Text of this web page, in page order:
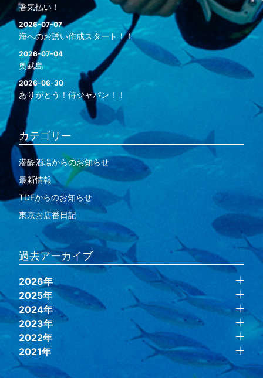
暑気払い！
2026-07-07
海へのお誘い作成スタート！！
2026-07-04
奥武島
2026-06-30
ありがとう！侍ジャパン！！
カテゴリー
潜酔酒場からのお知らせ
最新情報
TDFからのお知らせ
東京お店番日記
過去アーカイブ
2026年
2025年
2024年
2023年
2022年
2021年